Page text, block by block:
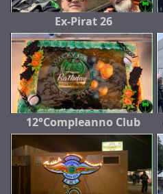
Ex-Pirat 26
12°Compleanno Club